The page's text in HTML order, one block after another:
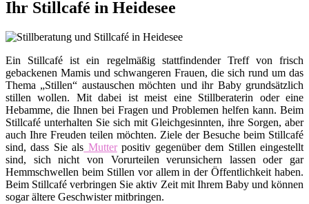
Ihr Stillcafé in Heidesee
Ein Stillcafé ist ein regelmäßig stattfindender Treff von frisch
gebackenen Mamis und schwangeren Frauen, die sich rund um das
Thema „Stillen“ austauschen möchten und ihr Baby grundsätzlich
stillen wollen. Mit dabei ist meist eine Stillberaterin oder eine
Hebamme, die Ihnen bei Fragen und Problemen helfen kann. Beim
Stillcafé unterhalten Sie sich mit Gleichgesinnten, ihre Sorgen, aber
auch Ihre Freuden teilen möchten. Ziele der Besuche beim Stillcafé
sind, dass Sie als Mutterpositiv gegenüber dem Stillen eingestellt
sind, sich nicht von Vorurteilen verunsichern lassen oder gar
Hemmschwellen beim Stillen vor allem in der Öffentlichkeit haben.
Beim Stillcafé verbringen Sie aktiv Zeit mit Ihrem Baby und können
sogar ältere Geschwister mitbringen.